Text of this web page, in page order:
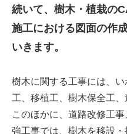
続いて、樹木・植栽の
施工における図面の作
いきます。
樹木に関する工事には、
工、移植工、樹木保全工、
このほかに、道路改修工
強工事では、樹木を移設